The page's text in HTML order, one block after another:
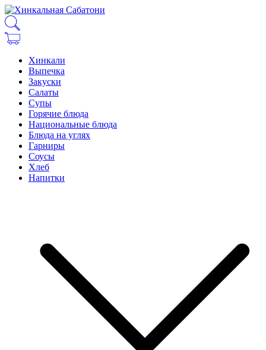
Хинкали
Выпечка
Закуски
Салаты
Супы
Горячие блюда
Национальные блюда
Блюда на углях
Гарниры
Соусы
Хлеб
Напитки